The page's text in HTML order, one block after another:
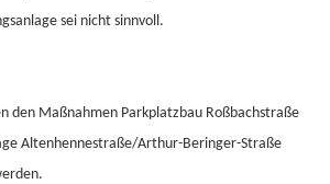
sei nicht sinnvoll.
den Maßnahmen Parkplatzbau Roßbachstraße
Altenhennestraße/Arthur-Beringer-Straße